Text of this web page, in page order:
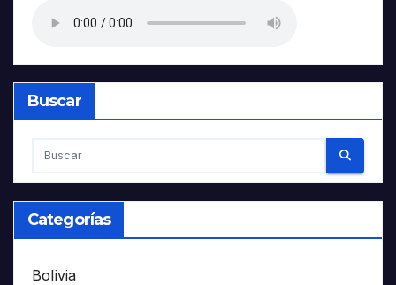
Buscar
Categorías
Bolivia